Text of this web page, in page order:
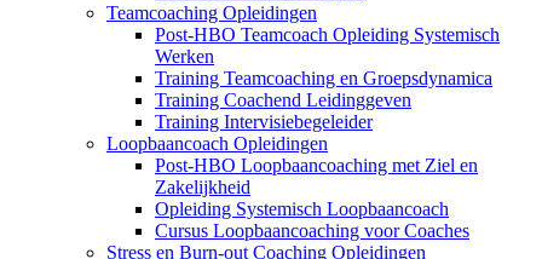
Teamcoaching Opleidingen
Post-HBO Teamcoach Opleiding Systemisch
Werken
Training Teamcoaching en Groepsdynamica
Training Coachend Leidinggeven
Training Intervisiebegeleider
Loopbaancoach Opleidingen
Post-HBO Loopbaancoaching met Ziel en
Zakelijkheid
Opleiding Systemisch Loopbaancoach
Cursus Loopbaancoaching voor Coaches
Stress en Burn-out Coaching Opleidingen